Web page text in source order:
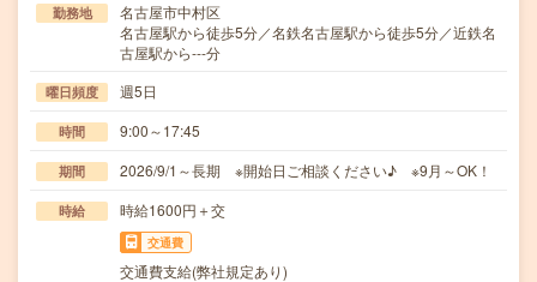
勤務地
名古屋市中村区
名古屋駅から徒歩5分／名鉄名古屋駅から徒歩5分／近鉄名
古屋駅から---分
曜日頻度 週5日
時間 9:00～17:45
期間 2026/9/1～長期 ※開始日ご相談ください♪ ※9月～OK！
時給 時給1600円＋交
交通費
交通費支給(弊社規定あり)